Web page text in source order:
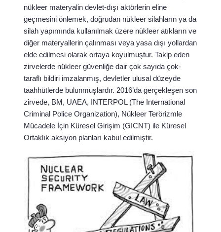
nükleer materyalin devlet-dışı aktörlerin eline
geçmesini önlemek, doğrudan nükleer silahların ya da
silah yapımında kullanılmak üzere nükleer atıkların ve
diğer materyallerin çalınması veya yasa dışı yollardan
elde edilmesi olarak ortaya koyulmuştur. Takip eden
zirvelerde nükleer güvenliğe dair çok sayıda çok-
taraflı bildiri imzalanmış, devletler ulusal düzeyde
taahhütlerde bulunmuşlardır. 2016’da gerçekleşen son
zirvede, BM, UAEA, INTERPOL (The International
Criminal Police Organization), Nükleer Terörizmle
Mücadele İçin Küresel Girişim (GICNT) ile Küresel
Ortaklık aksiyon planları kabul edilmiştir.